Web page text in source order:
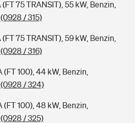
(FT 75 TRANSIT), 55 kW, Benzin,
(0928 / 315)
(FT 75 TRANSIT), 59 kW, Benzin,
(0928 / 316)
(FT 100), 44 kW, Benzin,
(0928 / 324)
(FT 100), 48 kW, Benzin,
(0928 / 325)